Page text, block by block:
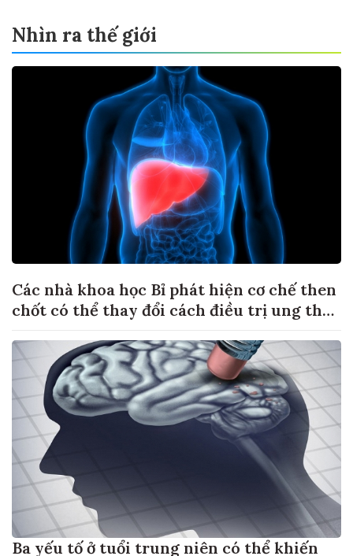
Nhìn ra thế giới
Các nhà khoa học Bỉ phát hiện cơ chế then
chốt có thể thay đổi cách điều trị ung thư
Ba yếu tố ở tuổi trung niên có thể khiến